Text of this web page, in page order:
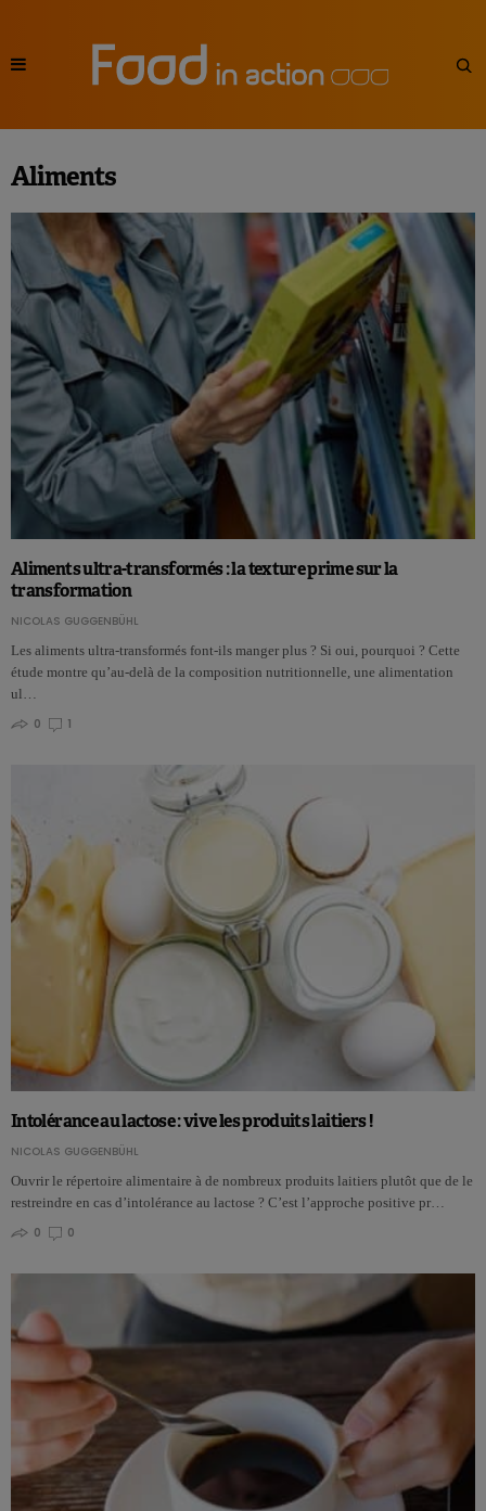
Aliments
Aliments ultra-transformés : la texture prime sur la
transformation
NICOLAS GUGGENBÜHL
Les aliments ultra-transformés font-ils manger plus ? Si oui, pourquoi ? Cette
étude montre qu’au-delà de la composition nutritionnelle, une alimentation
ul…
0
1
Intolérance au lactose : vive les produits laitiers !
NICOLAS GUGGENBÜHL
Ouvrir le répertoire alimentaire à de nombreux produits laitiers plutôt que de le
restreindre en cas d’intolérance au lactose ? C’est l’approche positive pr…
0
0